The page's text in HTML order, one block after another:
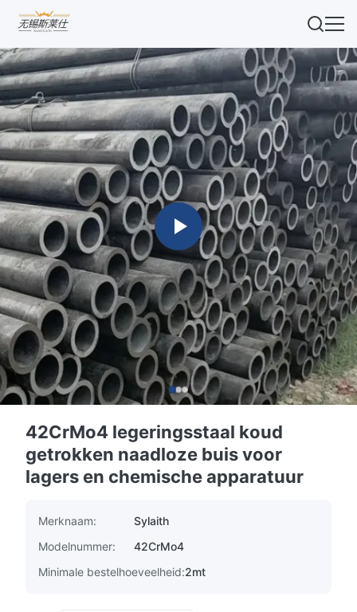
42CrMo4 legeringsstaal koud
getrokken naadloze buis voor
lagers en chemische apparatuur
Merknaam:
Sylaith
Modelnummer:
42CrMo4
Minimale bestelhoeveelheid:2mt